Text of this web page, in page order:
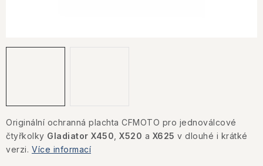
Jak nakupovat
Podmínky ochrany osobních údajů
Originální ochranná plachta CFMOTO pro jednoválcové
čtyřkolky Gladiator X450 X520 a X625 v dlouhé i krátké
verzi. Více informací